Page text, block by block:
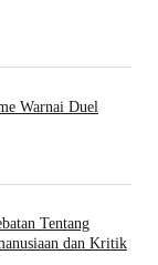
Warnai Duel
Tentang
dan Kritik